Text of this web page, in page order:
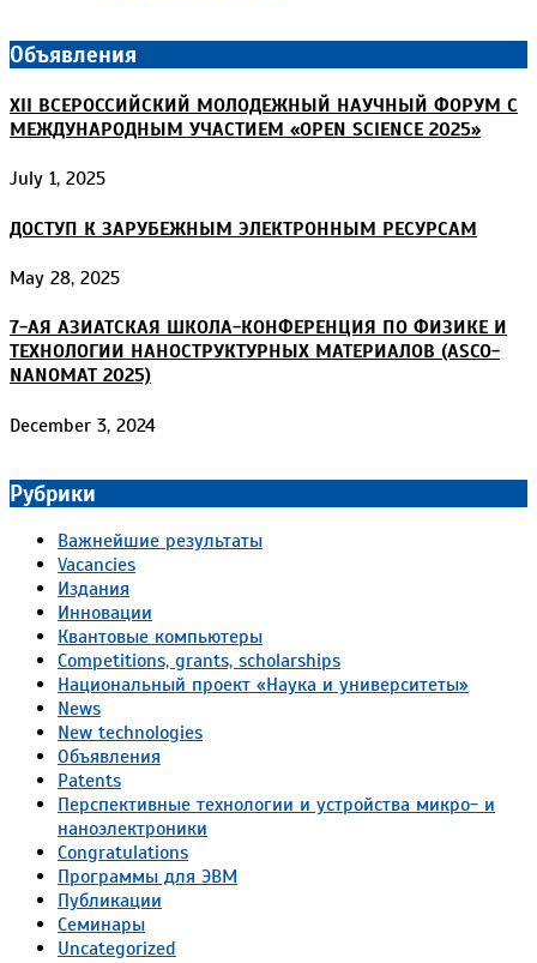
Объявления
XII ВСЕРОССИЙСКИЙ МОЛОДЕЖНЫЙ НАУЧНЫЙ ФОРУМ С
МЕЖДУНАРОДНЫМ УЧАСТИЕМ «OPEN SCIENCE 2025»
July 1, 2025
ДОСТУП К ЗАРУБЕЖНЫМ ЭЛЕКТРОННЫМ РЕСУРСАМ
May 28, 2025
7-АЯ АЗИАТСКАЯ ШКОЛА-КОНФЕРЕНЦИЯ ПО ФИЗИКЕ И
ТЕХНОЛОГИИ НАНОСТРУКТУРНЫХ МАТЕРИАЛОВ (ASCO-
NANOMAT 2025)
December 3, 2024
Рубрики
Важнейшие результаты
Vacancies
Издания
Инновации
Квантовые компьютеры
Competitions, grants, scholarships
Национальный проект «Наука и университеты»
News
New technologies
Объявления
Patents
Перспективные технологии и устройства микро- и
наноэлектроники
Congratulations
Программы для ЭВМ
Публикации
Семинары
Uncategorized